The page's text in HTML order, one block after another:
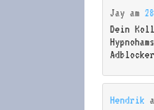
Jay am
Dein
Hendrik